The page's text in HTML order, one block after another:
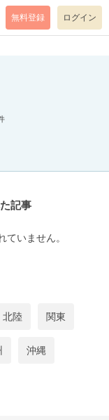
level=notice
無料登録 ログイン
記事
いません。
北陸 関東
沖縄